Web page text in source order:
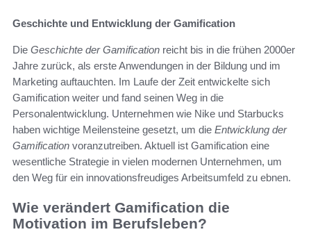
Geschichte und Entwicklung der Gamification
Die Geschichte der Gamification reicht bis in die frühen 2000er
Jahre zurück, als erste Anwendungen in der Bildung und im
Marketing auftauchten. Im Laufe der Zeit entwickelte sich
Gamification weiter und fand seinen Weg in die
Personalentwicklung. Unternehmen wie Nike und Starbucks
haben wichtige Meilensteine gesetzt, um die Entwicklung der
Gamification voranzutreiben. Aktuell ist Gamification eine
wesentliche Strategie in vielen modernen Unternehmen, um
den Weg für ein innovationsfreudiges Arbeitsumfeld zu ebnen.
Wie verändert Gamification die
Motivation im Berufsleben?